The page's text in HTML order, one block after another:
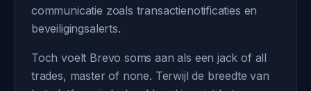
communicatie zoals transactienotificaties en
beveiligingsalerts.
Toch voelt Brevo soms aan als een jack of all
trades, master of none. Terwijl de breedte van